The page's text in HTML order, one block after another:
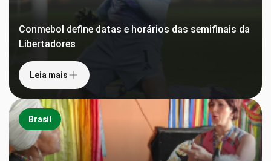
Conmebol define datas e horários das semifinais da
Libertadores
Leia mais
Brasil